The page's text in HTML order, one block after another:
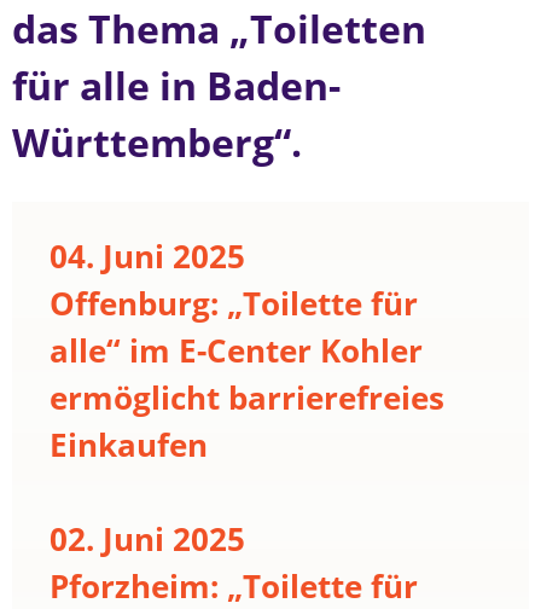
das Thema „Toiletten
für alle in Baden-
Württemberg“.
04. Juni 2025
Offenburg: „Toilette für
alle“ im E-Center Kohler
ermöglicht barrierefreies
Einkaufen
02. Juni 2025
Pforzheim: „Toilette für